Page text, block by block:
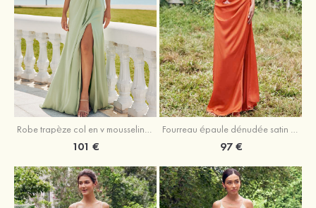
Robe trapèze col en v mousseline ras du sol robe de demoiselle d'honneur
101 €
Fourreau épaule dénudée satin extensible ras du sol robe de demoiselle d'honneur
97 €